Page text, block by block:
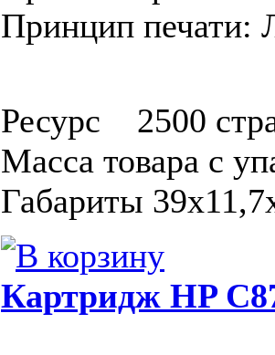
Принцип печати:
Ресурс 2500
Масса товара с
Габариты
Картридж HP